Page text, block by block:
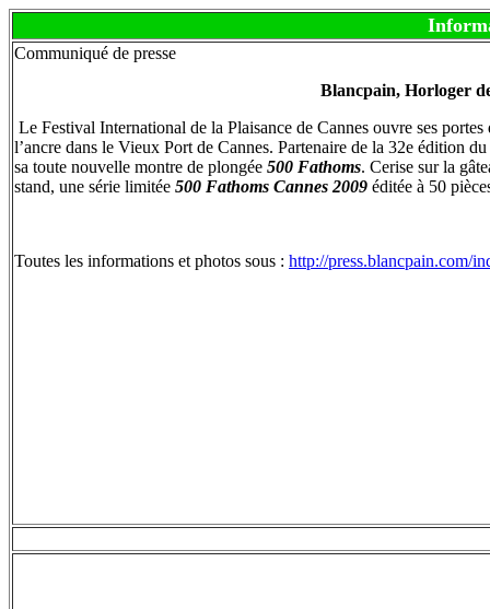
Communiqué de presse
Blancpain, Horloger
Le Festival International de la Plaisance de Cannes ouvre ses
l’ancre dans le Vieux Port de Cannes. Partenaire de la 32e édition
sa toute nouvelle montre de plongée 500 Fathoms. Cerise sur la
stand, une série limitée 500 Fathoms Cannes 2009 éditée à 50
Toutes les informations et photos sous : http://press.blancpain.com/